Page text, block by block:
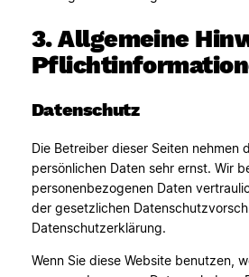
3. Allgemeine
Datenschutz
Die Betreiber dieser Seiten nehmen
persönlichen Daten sehr ernst. Wir
personenbezogenen Daten
der gesetzlichen
Datenschutzerklärung.
Wenn Sie diese Website benutzen,